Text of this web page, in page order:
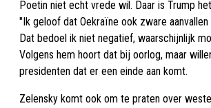
Poetin niet echt vrede wil. Daar is Trump
"Ik geloof dat Oekraïne ook zware
Dat bedoel ik niet negatief, waarschijnlijk
Volgens hem hoort dat bij oorlog, maar
presidenten dat er een einde aan komt.
Zelensky komt ook om te praten over